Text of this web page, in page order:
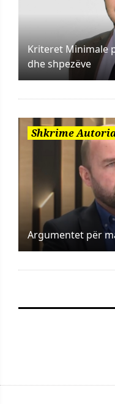
Kriteret Minimale
dhe shpezëve
Shkrime
Argumentet për